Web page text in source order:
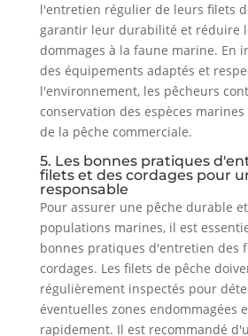
l'entretien régulier de leurs filets
garantir leur durabilité et réduire
dommages à la faune marine. En
des équipements adaptés et
l'environnement, les pêcheurs
conservation des espèces
de la pêche commerciale.
5. Les bonnes pratiques
filets et des cordages pour
responsable
Pour assurer une pêche durable
populations marines, il est
bonnes pratiques d'entretien des
cordages. Les filets de pêche
régulièrement inspectés pour
éventuelles zones endommagées
rapidement. Il est recommandé